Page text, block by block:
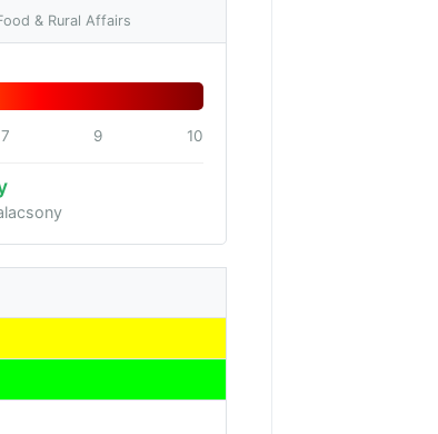
& Rural Affairs
7 9 10